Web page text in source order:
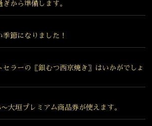
から準備します。
節になりました！
セラーの〖銀むつ西京焼き〗はいかがでしょ
大垣プレミアム商品券が使えます。